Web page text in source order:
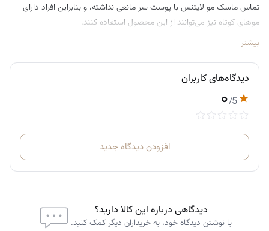
تماس ماسک مو لایتنس با پوست سر مانعی نداشته، و بنابراین افراد دارای
موهای کوتاه نیز می‌توانند از این محصول استفاده کنند.
بیشتر
دیدگاه‌های کاربران
۰/5
افزودن دیدگاه جدید
دیدگاهی درباره این کالا دارید؟
با نوشتن دیدگاه خود، به خریداران دیگر کمک کنید.